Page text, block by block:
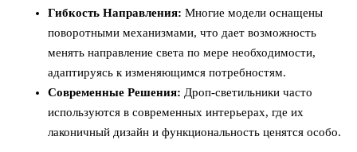
Гибкость Направления: Многие модели оснащены
поворотными механизмами, что дает возможность
менять направление света по мере необходимости,
адаптируясь к изменяющимся потребностям.
Современные Решения: Дроп-светильники часто
используются в современных интерьерах, где их
лаконичный дизайн и функциональность ценятся особо.